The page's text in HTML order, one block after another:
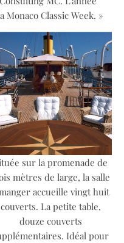
Classic Week. »
sur la promenade de
mètres de large, la salle
accueille vingt huit
couverts. La petite table,
douze couverts
Idéal pour